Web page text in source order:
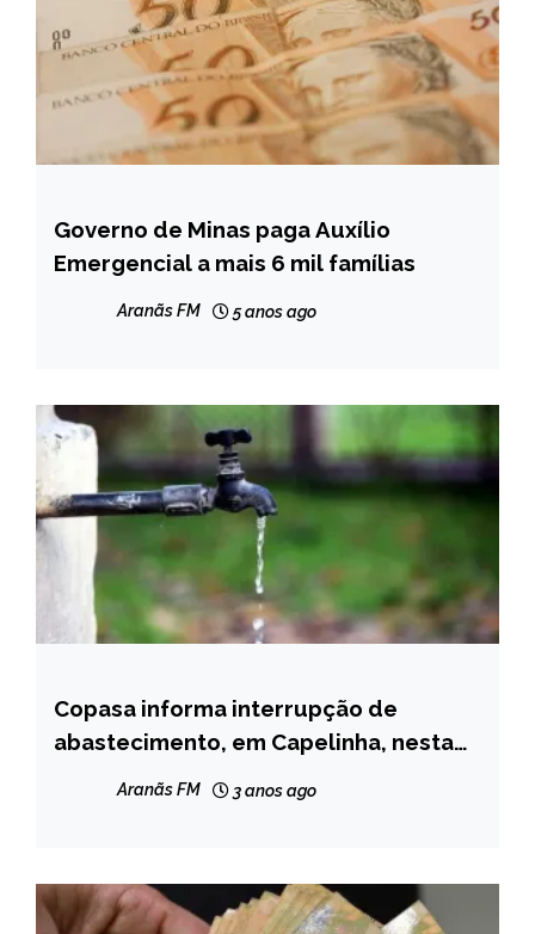
MINAS
GERAIS
NOTÍCIAS
Governo de Minas paga Auxílio
Emergencial a mais 6 mil famílias
Aranãs FM 5 anos ago
CAPELINHA
NOTÍCIAS
Copasa informa interrupção de
abastecimento, em Capelinha, nesta
Aranãs FM 3 anos ago